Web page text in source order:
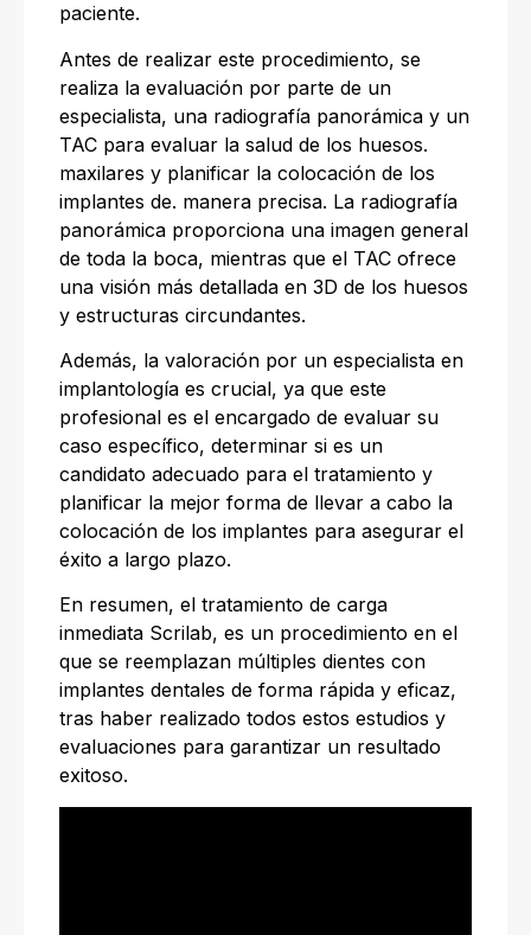
paciente.
Antes de realizar este procedimiento, se
realiza la evaluación por parte de un
especialista, una radiografía panorámica y un
TAC para evaluar la salud de los huesos.
maxilares y planificar la colocación de los
implantes de. manera precisa. La radiografía
panorámica proporciona una imagen general
de toda la boca, mientras que el TAC ofrece
una visión más detallada en 3D de los huesos
y estructuras circundantes.
Además, la valoración por un especialista en
implantología es crucial, ya que este
profesional es el encargado de evaluar su
caso específico, determinar si es un
candidato adecuado para el tratamiento y
planificar la mejor forma de llevar a cabo la
colocación de los implantes para asegurar el
éxito a largo plazo.
En resumen, el tratamiento de carga
inmediata Scrilab, es un procedimiento en el
que se reemplazan múltiples dientes con
implantes dentales de forma rápida y eficaz,
tras haber realizado todos estos estudios y
evaluaciones para garantizar un resultado
exitoso.